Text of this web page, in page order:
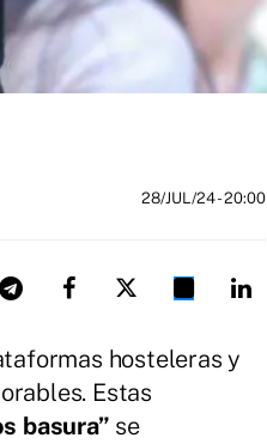
28/JUL/24- 20:00
hosteleras y
Estas
basura” se